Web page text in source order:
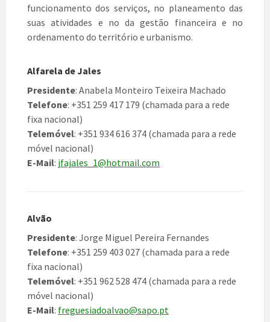
funcionamento dos serviços, no planeamento das
suas atividades e no da gestão financeira e no
ordenamento do território e urbanismo.
Alfarela de Jales
Presidente: Anabela Monteiro Teixeira Machado
Telefone: +351 259 417 179 (chamada para a rede
fixa nacional)
Telemóvel: +351 934 616 374 (chamada para a rede
móvel nacional)
E-Mail: jfajales_1@hotmail.com
Alvão
Presidente: Jorge Miguel Pereira Fernandes
Telefone: +351 259 403 027 (chamada para a rede
fixa nacional)
Telemóvel: +351 962 528 474 (chamada para a rede
móvel nacional)
E-Mail: freguesiadoalvao@sapo.pt